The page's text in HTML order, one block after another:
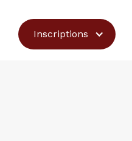
Inscriptions